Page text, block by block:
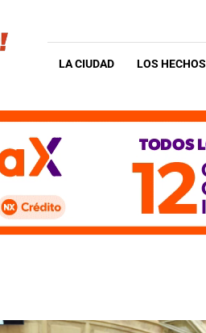
LA CIUDAD LOS HECHOS